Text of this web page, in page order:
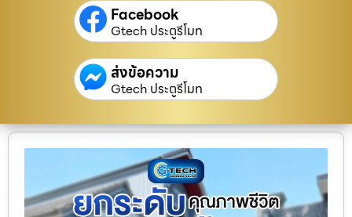
Facebook
Gtech ประตูรีโมท
ส่งข้อความ
Gtech ประตูรีโมท